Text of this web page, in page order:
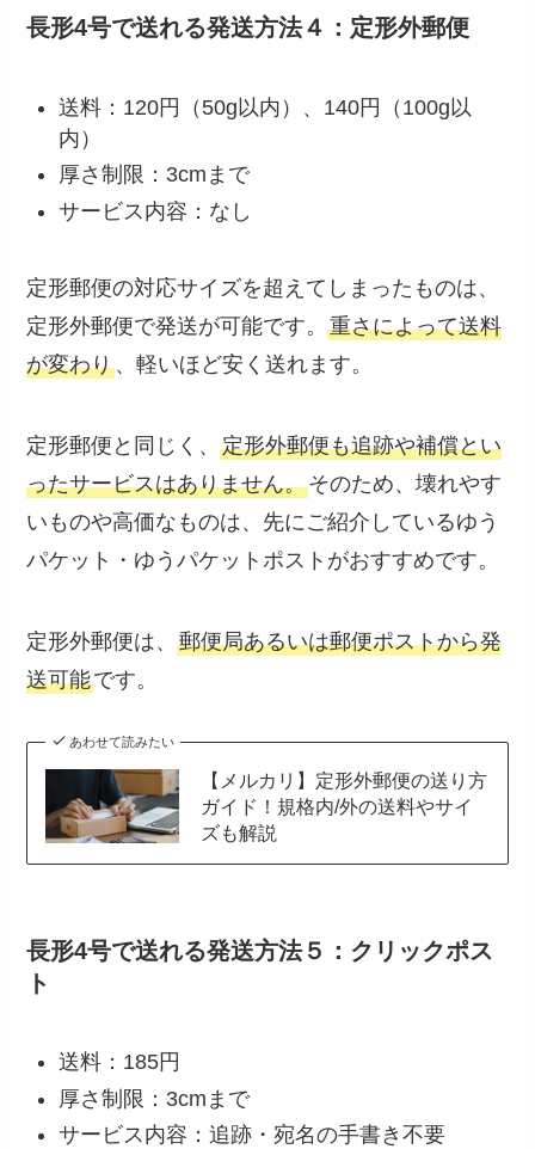
長形4号で送れる発送方法４：定形外郵便
送料：120円（50g以内）、140円（100g以
内）
厚さ制限：3cmまで
サービス内容：なし
定形郵便の対応サイズを超えてしまったものは、
定形外郵便で発送が可能です。重さによって送料
が変わり、軽いほど安く送れます。
定形郵便と同じく、定形外郵便も追跡や補償とい
ったサービスはありません。そのため、壊れやす
いものや高価なものは、先にご紹介しているゆう
パケット・ゆうパケットポストがおすすめです。
定形外郵便は、郵便局あるいは郵便ポストから発
送可能です。
あわせて読みたい
【メルカリ】定形外郵便の送り方
ガイド！規格内/外の送料やサイ
ズも解説
長形4号で送れる発送方法５：クリックポス
ト
送料：185円
厚さ制限：3cmまで
サービス内容：追跡・宛名の手書き不要